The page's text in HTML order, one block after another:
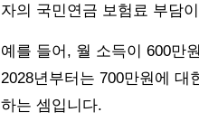
자의 국민연금 보험료 부담
예를 들어, 월 소득이 600만
2028년부터는 700만원에
하는 셈입니다.